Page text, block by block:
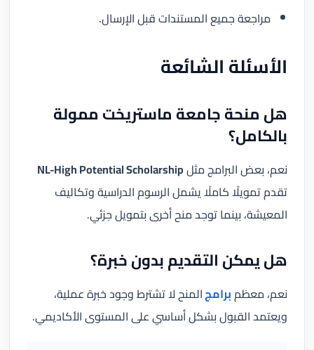
مراجعة جميع المستندات قبل الإرسال.
الأسئلة الشائعة
هل منحة جامعة ماستريخت ممولة
بالكامل؟
نعم، بعض البرامج مثلNL-High Potential Scholarship
تقدم تمويلًا كاملًا يشمل الرسوم الدراسية وتكاليف
المعيشة، بينما توجد منح أخرى بتمويل جزئي.
هل يمكن التقديم بدون خبرة؟
نعم، معظمبرامجالمنح لا تشترط وجود خبرة عملية،
ويعتمد القبول بشكل أساسي على المستوى الأكاديمي.